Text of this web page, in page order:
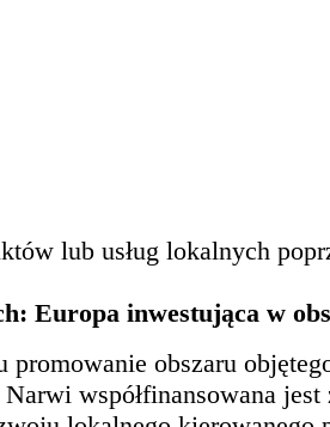
lub usług lokalnych
Europa inwestująca w
obszaru
współfinansowana